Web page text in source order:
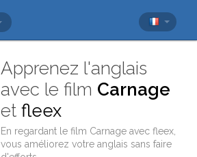
Apprenez l'anglais
avec le film Carnage
etfleex
En regardant le film Carnage avecfleex
vous améliorez votre anglais sans faire